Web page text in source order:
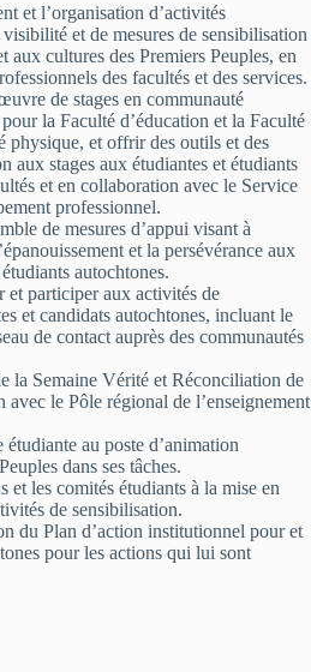
et l’organisation d’activités
et de mesures de sensibilisation
aux cultures des Premiers Peuples, en
des facultés et des services.
de stages en communauté
la Faculté d’éducation et la Faculté
physique, et offrir des outils et des
aux stages aux étudiantes et étudiants
et en collaboration avec le Service
professionnel.
de mesures d’appui visant à
et la persévérance aux
autochtones.
et participer aux activités de
et candidats autochtones, incluant le
de contact auprès des communautés
la Semaine Vérité et Réconciliation de
avec le Pôle régional de l’enseignement
au poste d’animation
dans ses tâches.
et les comités étudiants à la mise en
de sensibilisation.
du Plan d’action institutionnel pour et
pour les actions qui lui sont